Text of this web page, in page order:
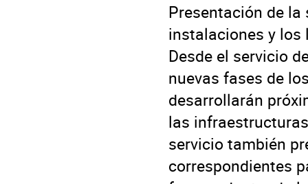
Presentación de
instalaciones y los
Desde el servicio
nuevas fases de
desarrollarán
las
servicio también
correspondientes